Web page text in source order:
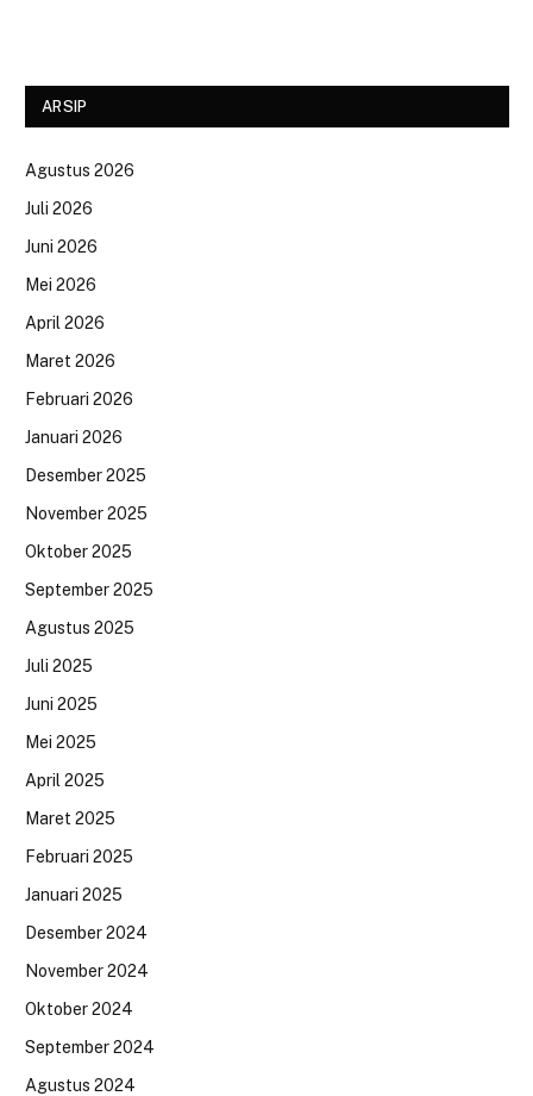
ARSIP
Agustus 2026
Juli 2026
Juni 2026
Mei 2026
April 2026
Maret 2026
Februari 2026
Januari 2026
Desember 2025
November 2025
Oktober 2025
September 2025
Agustus 2025
Juli 2025
Juni 2025
Mei 2025
April 2025
Maret 2025
Februari 2025
Januari 2025
Desember 2024
November 2024
Oktober 2024
September 2024
Agustus 2024